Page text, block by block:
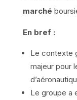
marché
En bref :
Le contexte
majeur pour
Le groupe a